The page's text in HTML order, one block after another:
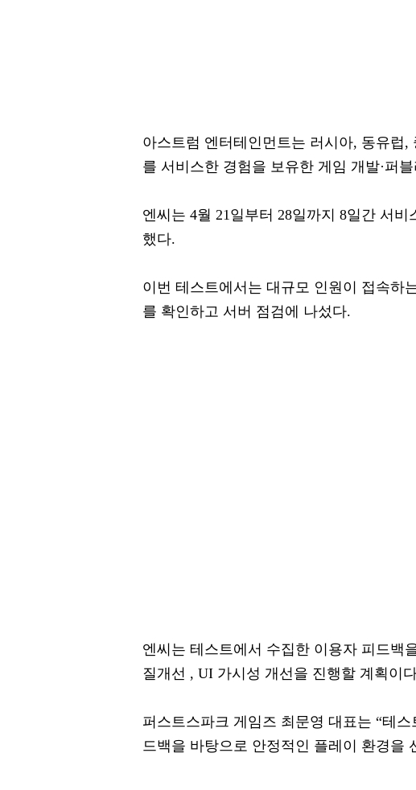
아스트럼 엔터테인먼트는 러시아, 동유럽
를 서비스한 경험을 보유한 게임 개발·퍼
엔씨는 4월 21일부터 28일까지 8일간 서
했다.
이번 테스트에서는 대규모 인원이 접속하
를 확인하고 서버 점검에 나섰다.
엔씨는 테스트에서 수집한 이용자 피드백
질개선 , UI 가시성 개선을 진행할 계획이
퍼스트스파크 게임즈 최문영 대표는 “테
드백을 바탕으로 안정적인 플레이 환경을